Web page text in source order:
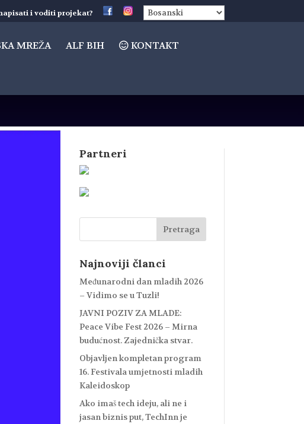
i voditi projekat?
MREŽA ALF BIH KONTAKT
Partneri
Najnoviji članci
Međunarodni dan mladih 2026
– Vidimo se u Tuzli!
JAVNI POZIV ZA MLADE:
Peace Vibe Fest 2026 – Mirna
budućnost. Zajednička stvar.
Objavljen kompletan program
16. Festivala umjetnosti mladih
Kaleidoskop
Ako imaš tech ideju, ali ne i
jasan biznis put, TechInn je